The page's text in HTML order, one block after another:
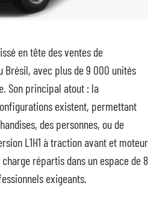
en tête des ventes de
Brésil, avec plus de 9 000 unités
Son principal atout : la
existent, permettant
des personnes, ou de
L1H1 à traction avant et moteur
répartis dans un espace de 8
exigeants.